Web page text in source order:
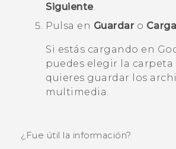
Siguiente.
Pulsa en Guardaro
Si estás cargando en
puedes elegir la carpeta
quieres guardar los
multimedia.
¿Fue útil la información?